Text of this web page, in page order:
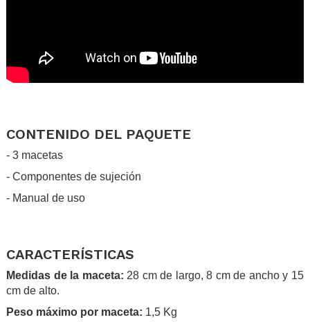
CONTENIDO DEL PAQUETE
- 3 macetas
- Componentes de sujeción
- Manual de uso
CARACTERÍSTICAS
Medidas de la maceta: 28 cm de largo, 8 cm de ancho y 15
cm de alto.
Peso máximo por maceta: 1,5 Kg